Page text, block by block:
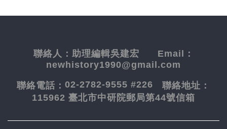
聯絡人： 助理編輯吳建宏 Email：
newhistory1990@gmail.com
聯絡電話： 02-2782-9555 #226 聯絡地址：
115962 臺北市中研院郵局第44號信箱